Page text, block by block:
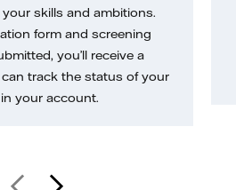
skills and ambitions.
form and screening
you’ll receive a
track the status of your
your account.